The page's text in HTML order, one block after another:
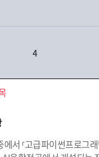
4
서 ⸢고급파이썬프로그래